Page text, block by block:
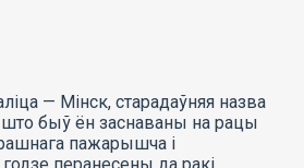
— Мінск, старадаўняя назва
быў ён заснаваны на рацы
пажарышча і